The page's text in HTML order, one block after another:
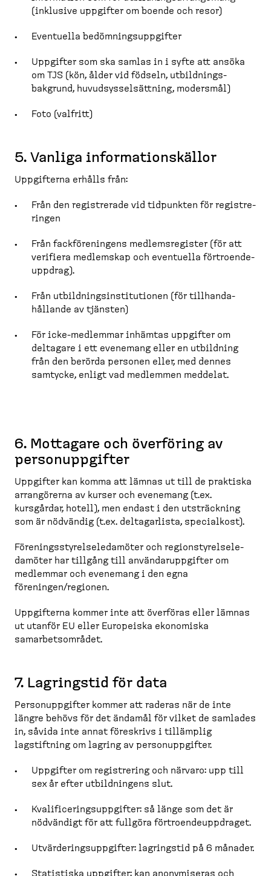
(inklusive uppgifter om boende och resor)
Eventuella bedömnings­upp­gifter
Uppgifter som ska samlas in i syfte att ansöka
om TJS (kön, ålder vid födseln, utbild­nings­
bakgrund, huvudsys­sel­sättning, modersmål)
Foto (valfritt)
5. Vanliga informa­tions­källor
Uppgifterna erhålls från:
Från den registrerade vid tidpunkten för registre­
ringen
Från fackför­e­ningens medlems­re­gister (för att
verifiera medlemskap och eventuella förtro­en­de­
uppdrag).
Från utbild­nings­in­sti­tu­tionen (för tillhan­da­
hållande av tjänsten)
För icke-​medlemmar inhämtas uppgifter om
deltagare i ett evenemang eller en utbildning
från den berörda personen eller, med dennes
samtycke, enligt vad medlemmen meddelat.
6. Mottagare och överföring av
person­upp­gifter
Uppgifter kan komma att lämnas ut till de praktiska
arrangörerna av kurser och evenemang (t.ex.
kursgårdar, hotell), men endast i den utsträckning
som är nödvändig (t.ex. deltagarlista, specialkost).
Förenings­sty­rel­se­le­damöter och region­sty­rel­se­le­
damöter har tillgång till användar­upp­gifter om
medlemmar och evenemang i den egna
föreningen/regionen.
Uppgifterna kommer inte att överföras eller lämnas
ut utanför EU eller Europeiska ekonomiska
samarbets­området.
7. Lagringstid för data
Person­upp­gifter kommer att raderas när de inte
längre behövs för det ändamål för vilket de samlades
in, såvida inte annat föreskrivs i tillämplig
lagstiftning om lagring av person­upp­gifter.
Uppgifter om registrering och närvaro: upp till
sex år efter utbild­ningens slut.
Kvalifi­ce­rings­upp­gifter: så länge som det är
nödvändigt för att fullgöra förtro­en­de­upp­draget.
Utvärde­rings­upp­gifter: lagringstid på 6 månader.
Statistiska uppgifter: kan anonymiseras och